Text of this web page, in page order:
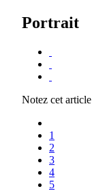
Portrait
Notez cet article
1
2
3
4
5